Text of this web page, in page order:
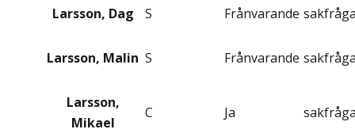
Larsson, Dag
S Frånvarande
Larsson, Malin S Frånvarande
Larsson,
Mikael
C Ja